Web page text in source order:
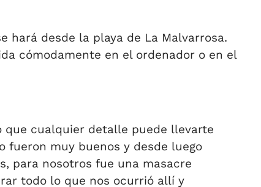
hará desde la playa de La Malvarrosa.
cómodamente en el ordenador o en el
que cualquier detalle puede llevarte
fueron muy buenos y desde luego
para nosotros fue una masacre
todo lo que nos ocurrió allí y